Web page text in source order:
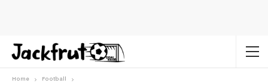
Home Football